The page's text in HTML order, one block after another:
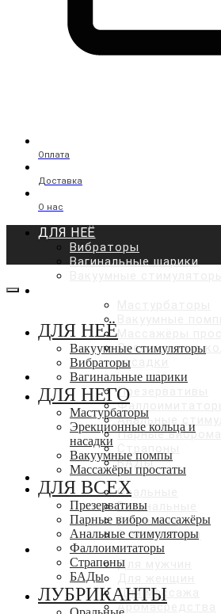
Оплата
Доставка
О нас
ДЛЯ НЕЁ
Вибраторы
Вагинальные шарики
Эрекционные
насадки
ДЛЯ ВСЕХ
Презервативы
Фаллоимитаторы
Анальные
Парные
БАДы
ЛУБРИКАНТЫ
Оральные
Вагинальные
Анальные
С эффектами
КОСМЕТИКА И УХОД
Для мужчин
Для массажа
Аромасредства
ДЛЯ НЕЁ
Вакуумные стимуляторы
Вибраторы
Вагинальные шарики
ДЛЯ НЕГО
Мастурбаторы
Эрекционные кольца и
насадки
Вакуумные помпы
Массажёры простаты
ДЛЯ ВСЕХ
Презервативы
Парные вибро массажёры
Анальные стимуляторы
Фаллоимитаторы
Страпоны
БАДы
ЛУБРИКАНТЫ